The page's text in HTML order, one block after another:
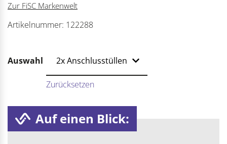
Zur FiSC Markenwelt
Artikelnummer: 122288
Auswahl
Zurücksetzen
Auf einen Blick: